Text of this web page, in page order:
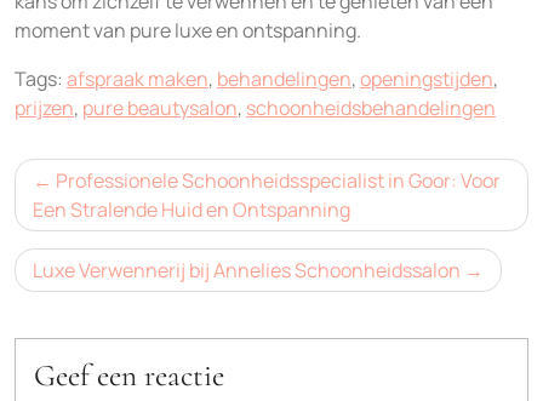
moment van pure luxe en ontspanning.
Tags: afspraak maken, behandelingen,openingstijden,
prijzen, pure beautysalon, schoonheidsbehandelingen
Bericht
navigatie
Professionele Schoonheidsspecialist in Goor: Voor
Een Stralende Huid en Ontspanning
Luxe Verwennerij bij Annelies Schoonheidssalon
Geef een reactie